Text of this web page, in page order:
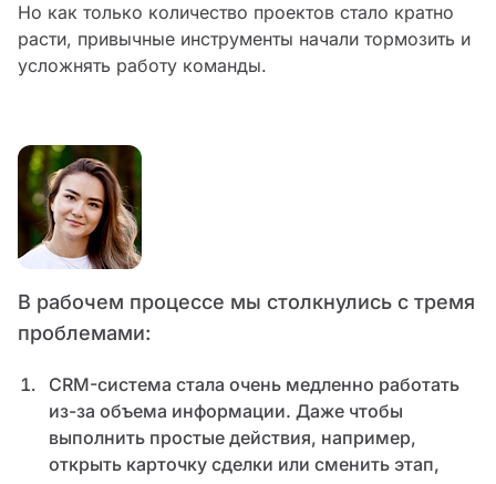
Но как только количество проектов стало кратно
расти, привычные инструменты начали тормозить и
усложнять работу команды.
В рабочем процессе мы столкнулись с тремя
проблемами:
CRM-система стала очень медленно работать
из-за объема информации. Даже чтобы
выполнить простые действия, например,
открыть карточку сделки или сменить этап,